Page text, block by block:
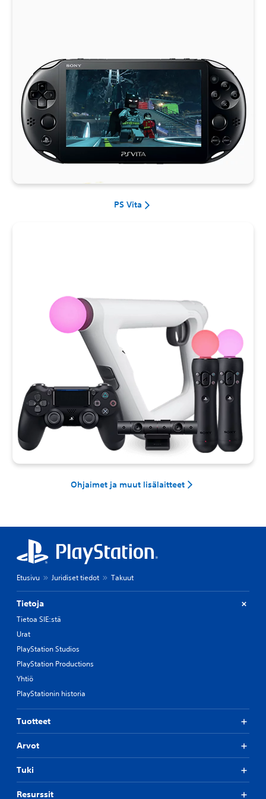
PS Vita
Ohjaimet ja muut lisälaitteet
Etusivu Juridiset tiedot Takuut
Tietoja
Tietoa SIE:stä
Urat
PlayStation Studios
PlayStation Productions
Yhtiö
PlayStationin historia
Tuotteet
Arvot
Tuki
Resurssit